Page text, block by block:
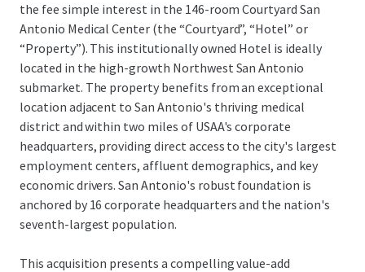
the fee simple interest in the 146-room Courtyard San
Antonio Medical Center (the “Courtyard”, “Hotel” or
“Property”). This institutionally owned Hotel is ideally
located in the high-growth Northwest San Antonio
submarket. The property benefits from an exceptional
location adjacent to San Antonio's thriving medical
district and within two miles of USAA's corporate
headquarters, providing direct access to the city's largest
employment centers, affluent demographics, and key
economic drivers. San Antonio's robust foundation is
anchored by 16 corporate headquarters and the nation's
seventh-largest population.
This acquisition presents a compelling value-add